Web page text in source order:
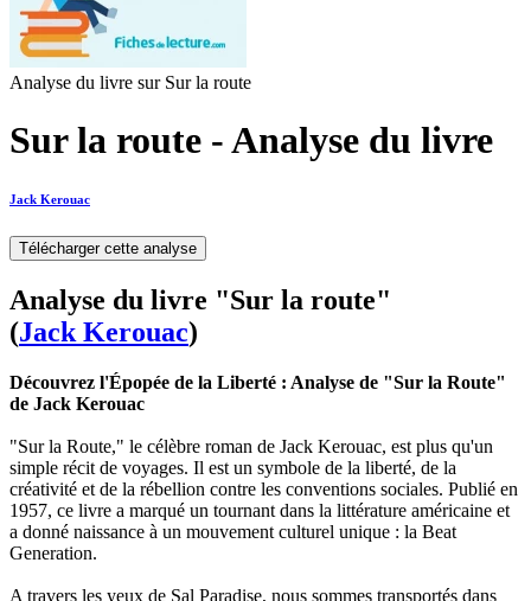
Analyse du livre sur Sur la route
Sur la route - Analyse du livre
Jack Kerouac
Télécharger cette analyse
Analyse du livre "Sur la route"
(Jack Kerouac)
Découvrez l'Épopée de la Liberté : Analyse de "Sur la Route"
de Jack Kerouac
"Sur la Route," le célèbre roman de Jack Kerouac, est plus qu'un
simple récit de voyages. Il est un symbole de la liberté, de la
créativité et de la rébellion contre les conventions sociales. Publié en
1957, ce livre a marqué un tournant dans la littérature américaine et
a donné naissance à un mouvement culturel unique : la Beat
Generation.
A travers les yeux de Sal Paradise, nous sommes transportés dans